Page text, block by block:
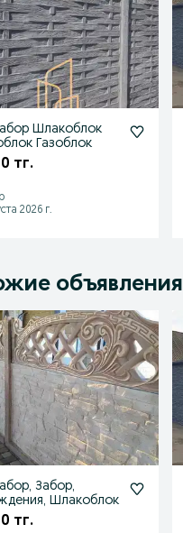
Шлакоблок
Газоблок
тг.
2026 г.
объявления
Забор,
Шлакоблок
тг.